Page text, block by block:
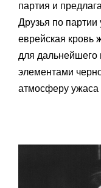
партия и
Друзья по партии
еврейская кровь
для дальнейшего
элементами
атмосферу ужаса